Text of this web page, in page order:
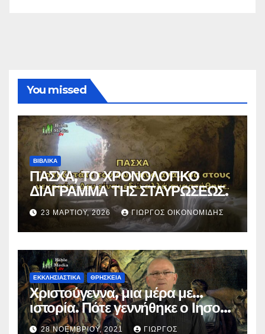
You missed
ΒΙΒΛΙΚΑ
ΠΑΣΧΑ, ΤΟ ΧΡΟΝΟΛΟΓΙΚΟ
ΔΙΑΓΡΑΜΜΑ ΤΗΣ ΣΤΑΥΡΩΣΕΩΣ.
23 ΜΑΡΤΊΟΥ, 2026 ΓΙΏΡΓΟΣ ΟΙΚΟΝΟΜΊΔΗΣ
ΕΚΚΛΗΣΙΑΣΤΙΚΑ ΘΡΗΣΚΕΙΑ
Χριστούγεννα, μια μέρα με…
ιστορία. Πότε γεννήθηκε ο Ιησούς
Χριστός; (Βίντεο).
28 ΝΟΕΜΒΡΊΟΥ, 2021 ΓΙΏΡΓΟΣ